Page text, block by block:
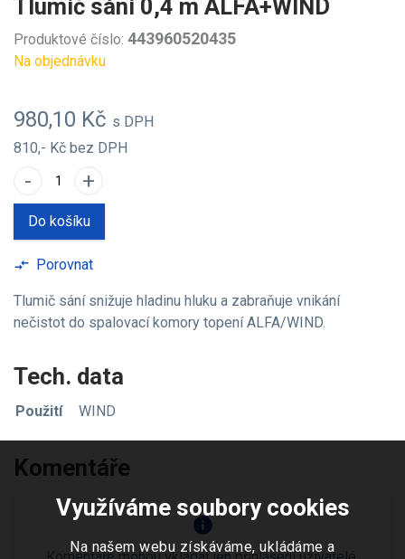
Tlumič sání 0,4 m ALFA+WIND
Produktové číslo: 443960520435
Na objednávku
980,10 Kč s DPH
810,- Kč bez DPH
- +
Do košíku
compare_arrows Porovnat
Tlumič sání snižuje hladinu hluku a zabraňuje vnikání
nečistot do spalovací komory topení ALFA/WIND.
Tech. data
Použití WIND
Komentáře
info
Využíváme soubory cookies
Na našem webu získáváme, ukládáme a